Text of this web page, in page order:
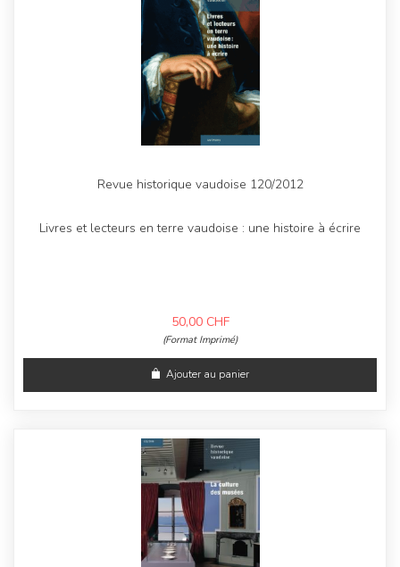
Revue historique vaudoise 120/2012
Livres et lecteurs en terre vaudoise : une histoire à écrire
50,00 CHF
(Format Imprimé)
Ajouter au panier